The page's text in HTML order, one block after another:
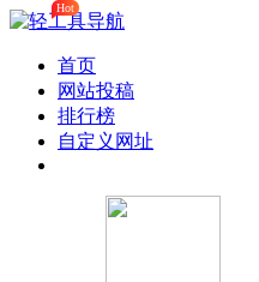
首页
网站投稿
排行榜
Hot
自定义网址